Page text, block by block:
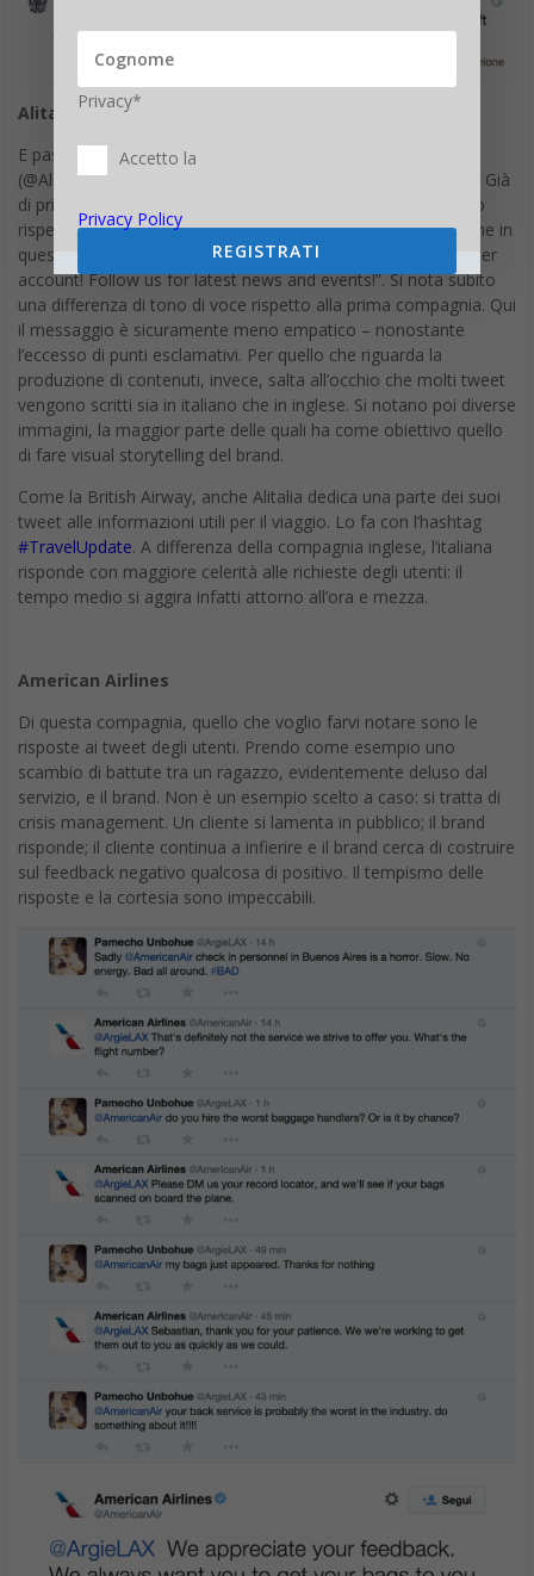
Alitalia
E passiamo alla principale compagnia aerea italiana: Alitalia
(@Alitalia). Come gestisce la sua presenza social su Twitter? Già
di primo acchito si capisce che l’approccio è del tutto diverso
rispetto a quello adottato dalla British Airways.Iniziamo anche in
questo caso con la bio: “Welcome to the official AlitaliaTwitter
account! Follow us for latest news and events!”. Si nota subito
una differenza di tono di voce rispetto alla prima compagnia. Qui
il messaggio è sicuramente meno empatico – nonostante
l’eccesso di punti esclamativi. Per quello che riguarda la
produzione di contenuti, invece, salta all’occhio che molti tweet
vengono scritti sia in italiano che in inglese. Si notano poi diverse
immagini, la maggior parte delle quali ha come obiettivo quello
di fare visual storytelling del brand.
Come la British Airway, anche Alitalia dedica una parte dei suoi
tweet alle informazioni utili per il viaggio. Lo fa con l’hashtag
#TravelUpdate. A differenza della compagnia inglese, l’italiana
risponde con maggiore celerità alle richieste degli utenti: il
tempo medio si aggira infatti attorno all’ora e mezza.
American Airlines
Di questa compagnia, quello che voglio farvi notare sono le
risposte ai tweet degli utenti. Prendo come esempio uno
scambio di battute tra un ragazzo, evidentemente deluso dal
servizio, e il brand. Non è un esempio scelto a caso: si tratta di
crisis management. Un cliente si lamenta in pubblico; il brand
risponde; il cliente continua a infierire e il brand cerca di costruire
sul feedback negativo qualcosa di positivo. Il tempismo delle
risposte e la cortesia sono impeccabili.
Privacy*
Accetto la
Privacy Policy
REGISTRATI